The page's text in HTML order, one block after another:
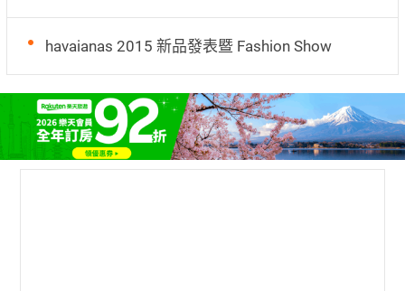
havaianas 2015 新品發表暨 Fashion Show